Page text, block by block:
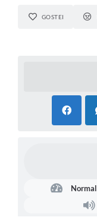
GOSTEI